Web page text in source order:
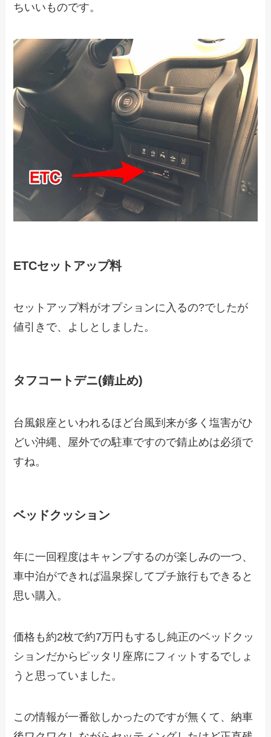
ちいいものです。
ETCセットアップ料
セットアップ料がオプションに入るの?でしたが
値引きで、よしとしました。
タフコートデニ(錆止め)
台風銀座といわれるほど台風到来が多く塩害がひ
どい沖縄、屋外での駐車ですので錆止めは必須で
すね。
ベッドクッション
年に一回程度はキャンプするのが楽しみの一つ、
車中泊ができれば温泉探してプチ旅行もできると
思い購入。
価格も約2枚で約7万円もするし純正のベッドクッ
ションだからピッタリ座席にフィットするでしょ
うと思っていました。
この情報が一番欲しかったのですが無くて、納車